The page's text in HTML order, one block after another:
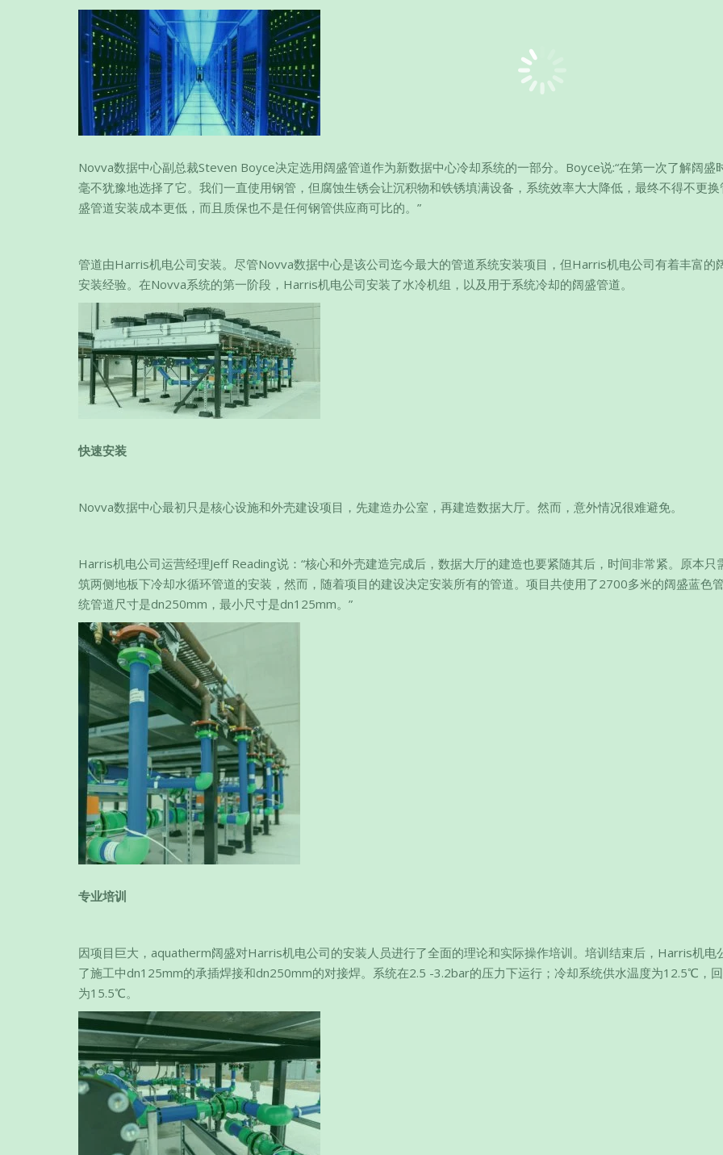
Novva数据中心副总裁Steven Boyce决定选用阔盛管道作为新数据中心冷却系统的一部分。Boyce说:“在第一次了解阔盛
毫不犹豫地选择了它。我们一直使用钢管，但腐蚀生锈会让沉积物和铁锈填满设备，系统效率大大降低，最终不得不更换
盛管道安装成本更低，而且质保也不是任何钢管供应商可比的。”
管道由Harris机电公司安装。尽管Novva数据中心是该公司迄今最大的管道系统安装项目，但Harris机电公司有着丰富的
安装经验。在Novva系统的第一阶段，Harris机电公司安装了水冷机组，以及用于系统冷却的阔盛管道。
快速安装
Novva数据中心最初只是核心设施和外壳建设项目，先建造办公室，再建造数据大厅。然而，意外情况很难避免。
Harris机电公司运营经理Jeff Reading说：“核心和外壳建造完成后，数据大厅的建造也要紧随其后，时间非常紧。原本只
筑两侧地板下冷却水循环管道的安装，然而，随着项目的建设决定安装所有的管道。项目共使用了2700多米的阔盛蓝色
统管道尺寸是dn250mm，最小尺寸是dn125mm。”
专业培训
因项目巨大，aquatherm阔盛对Harris机电公司的安装人员进行了全面的理论和实际操作培训。培训结束后，Harris机电
了施工中dn125mm的承插焊接和dn250mm的对接焊。系统在2.5 -3.2bar的压力下运行；冷却系统供水温度为12.5℃，
为15.5℃。